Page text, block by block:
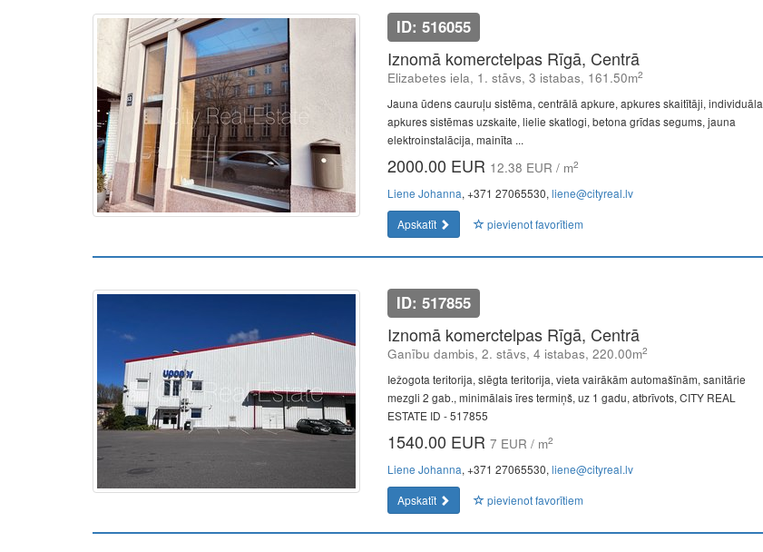
ID: 516055
Iznomā komerctelpas Rīgā, Centrā
Elizabetes iela, 1. stāvs, 3 istabas, 161.50m2
Jauna ūdens cauruļu sistēma, centrālā apkure, apkures skaitītāji, individuāla
apkures sistēmas uzskaite, lielie skatlogi, betona grīdas segums, jauna
elektroinstalācija, mainīta ...
2000.00 EUR 12.38 EUR / m2
Liene Johanna, +371 27065530, liene@cityreal.lv
Apskatīt
pievienot favorītiem
ID: 517855
Iznomā komerctelpas Rīgā, Centrā
Ganību dambis, 2. stāvs, 4 istabas, 220.00m2
Iežogota teritorija, slēgta teritorija, vieta vairākām automašīnām, sanitārie
mezgli 2 gab., minimālais īres termiņš, uz 1 gadu, atbrīvots, CITY REAL
ESTATE ID - 517855
1540.00 EUR 7 EUR / m2
Liene Johanna, +371 27065530, liene@cityreal.lv
Apskatīt
pievienot favorītiem